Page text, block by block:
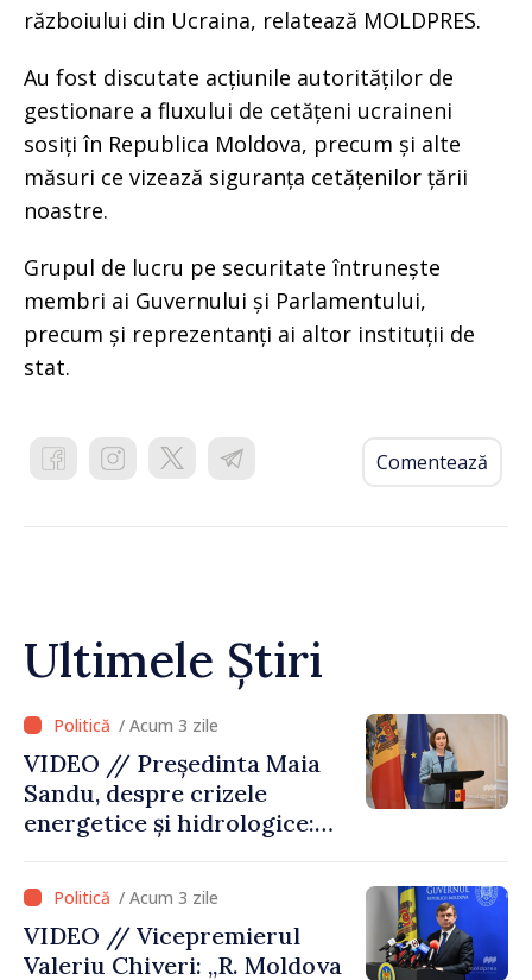
războiului din Ucraina, relatează MOLDPRES.
Au fost discutate acțiunile autorităților de
gestionare a fluxului de cetățeni ucraineni
sosiți în Republica Moldova, precum și alte
măsuri ce vizează siguranța cetățenilor țării
noastre.
Grupul de lucru pe securitate întrunește
membri ai Guvernului și Parlamentului,
precum și reprezentanți ai altor instituții de
stat.
Comentează
Ultimele Știri
/ Acum 3 zile
VIDEO // Președinta Maia
Sandu, despre crizele
energetice și hidrologice:
posibilul pentru a atenua
consecințele”
/ Acum 3 zile
VIDEO // Vicepremierul
Valeriu Chiveri: „R. Moldova